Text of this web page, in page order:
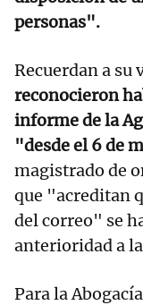
personas".
Recuerdan a su
reconocieron
informe de la
"desde el 6 de
magistrado de
que "acreditan
del correo" se
anterioridad a
Para la